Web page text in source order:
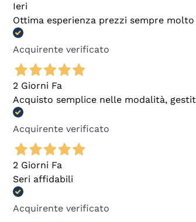
Ieri
Ottima esperienza prezzi sempre
Acquirente verificato
2 Giorni Fa
Acquisto semplice nelle modalità,
Acquirente verificato
2 Giorni Fa
Seri affidabili
Acquirente verificato